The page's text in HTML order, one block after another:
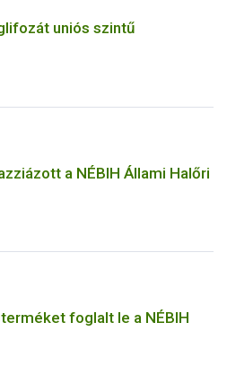
uniós szintű
a NÉBIH Állami Halőri
foglalt le a NÉBIH